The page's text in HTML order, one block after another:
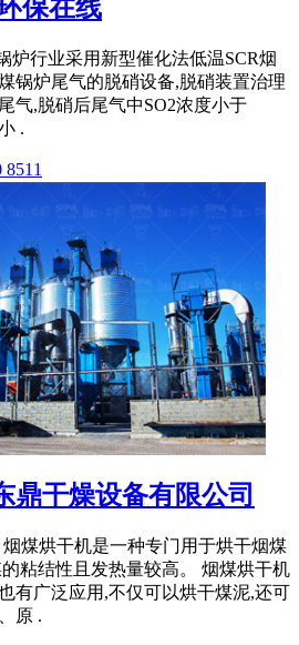
保在线
炉行业采用新型催化法低温SCR烟
锅炉尾气的脱硝设备,脱硝装置治理
气,脱硝后尾气中SO2浓度小于
.
鼎干燥设备有限公司
烟煤烘干机是一种专门用于烘干烟煤
粘结性且发热量较高。 烟煤烘干机
有广泛应用,不仅可以烘干煤泥,还可
原 .